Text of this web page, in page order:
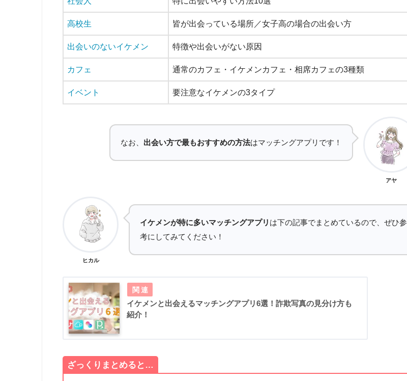
高校生 皆が出会っている場所／女子高の場合の出会い方
出会いのないイケメン 特徴や出会いがない原因
カフェ 通常のカフェ・イケメンカフェ・相席カフェの3種類
イベント 要注意なイケメンの3タイプ
なお、 出会い方で最もおすすめの方法はマッチングアプリです！
アヤ
ヒカル
イケメンが特に多いマッチングアプリ は下の記事でまとめているので、ぜひ参
考にしてみてください！
イケメンと出会えるマッチングアプリ6選！詐欺写真の見分け方も
紹介！
ざっくりまとめると…